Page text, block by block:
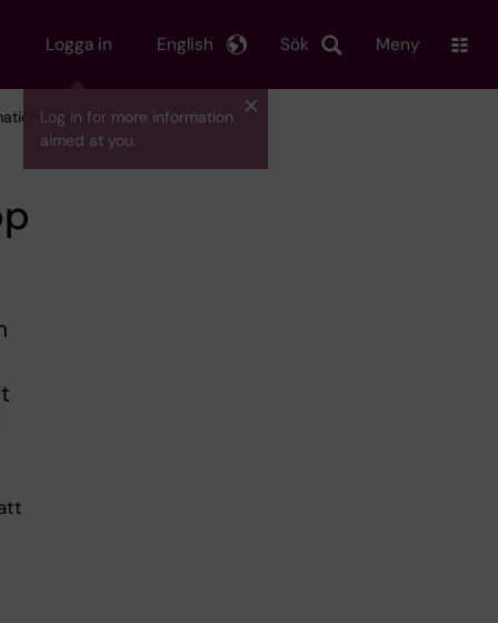
Logga in
Log in for more information
aimed at you.
Sök
English Meny